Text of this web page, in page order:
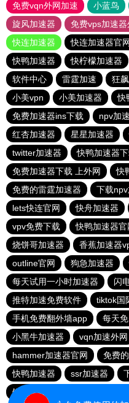
免费vqn外网加速
小蓝鸟
旋风加速器
免费vps加速
快连加速器
快连加速器官
快鸭加速器
快柠檬加速器
软件中心
雷霆加速 狂
小美vpn
小美加速器 快
免费加速器ins下载
npv加
红杏加速器
星星加速器
twitter加速器
快鸭加速器
免费加速器下载 上外网
快
免费的雷霆加速器
下载
lets快连官网
快舟加速器
vpv免费下载
快鸭加速器
烧饼哥加速器
香蕉加速器
outline官网
狗急加速器
每天试用一小时加速器
闪
推特加速免费软件
tiktok国
手机免费翻外墙app
每天
小黑牛加速器
vqn加速外网
hammer加速器官网
免费
快鸭加速器
ssr加速器
银河加速器